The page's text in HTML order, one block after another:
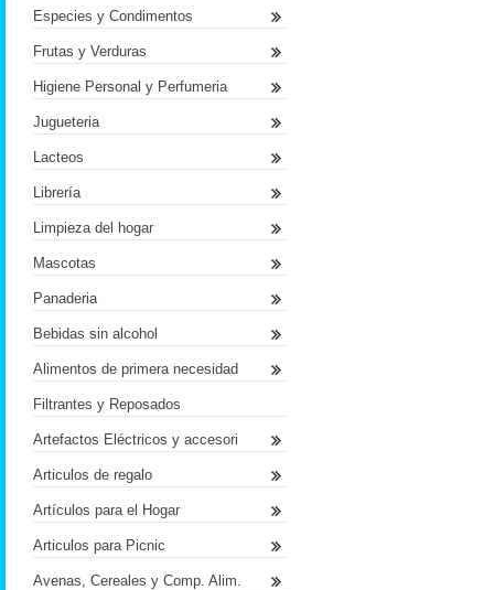
Especies y Condimentos
Frutas y Verduras
Higiene Personal y Perfumeria
Jugueteria
Lacteos
Librería
Limpieza del hogar
Mascotas
Panaderia
Bebidas sin alcohol
Alimentos de primera necesidad
Filtrantes y Reposados
Artefactos Eléctricos y accesori
Articulos de regalo
Artículos para el Hogar
Articulos para Picnic
Avenas, Cereales y Comp. Alim.